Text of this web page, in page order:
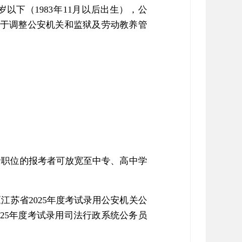
下（1983年11月以后出生），公
调整公安机关和监狱及劳动教养管
位的报考者可放宽至中专、高中学
苏省2025年度考试录用公安机关公
年度考试录用司法行政系统公务员